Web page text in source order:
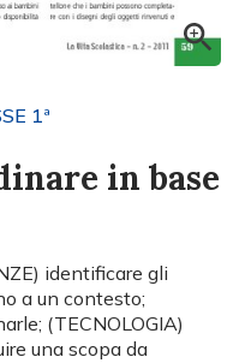
1ª
in base
identificare gli
a un contesto;
(TECNOLOGIA)
una scopa da